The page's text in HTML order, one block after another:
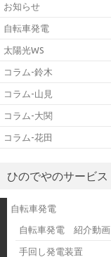
お知らせ
自転車発電
太陽光WS
コラム-鈴木
コラム-山見
コラム-大関
コラム-花田
ひのでやのサービス
自転車発電
自転車発電 紹介動画
手回し発電装置